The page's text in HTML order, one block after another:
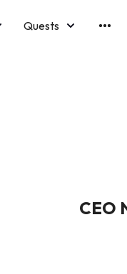
Quests
CEO